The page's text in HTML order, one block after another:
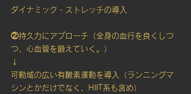
ダイナミック・ストレッチの導入
②持久力にアプローチ（全身の血行を良くしつ
つ、心血管を鍛えていく。）
↓
可動域の広い有酸素運動を導入（ランニングマ
シンとかだけでなく、HIIT系も含め）